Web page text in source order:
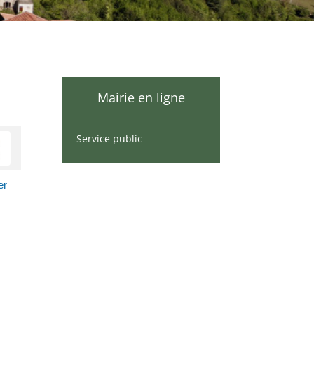
Mairie en ligne
Service public